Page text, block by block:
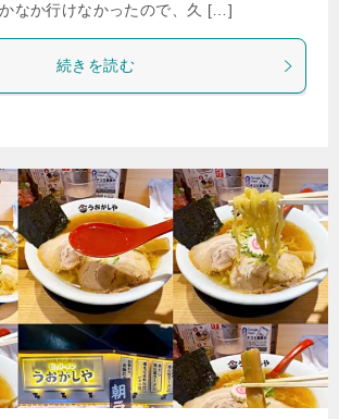
なか行けなかったので、久 […]
続きを読む